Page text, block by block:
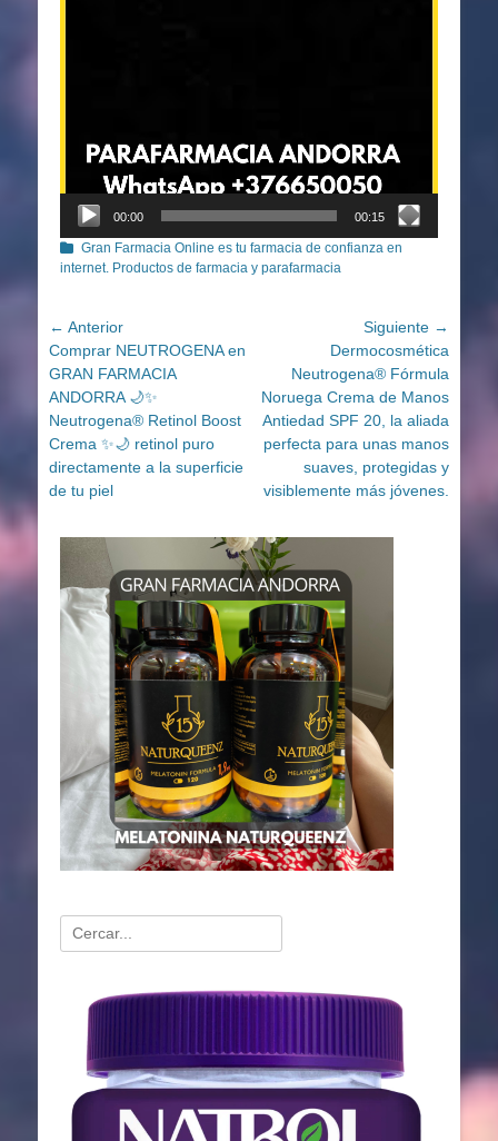
00:00 00:15
Categorías
Gran Farmacia Online es tu farmacia de confianza en
internet. Productos de farmacia y parafarmacia
Navegación
de
entradas
← Anterior
Entrada
anterior:
Comprar NEUTROGENA en
GRAN FARMACIA
ANDORRA 🌙✨
Neutrogena® Retinol Boost
Crema ✨🌙 retinol puro
directamente a la superficie
de tu piel
Siguiente →
siguiente:
Dermocosmética
Neutrogena® Fórmula
Noruega Crema de Manos
Antiedad SPF 20, la aliada
perfecta para unas manos
suaves, protegidas y
visiblemente más jóvenes.
Buscar:
Reproductor
vídeo